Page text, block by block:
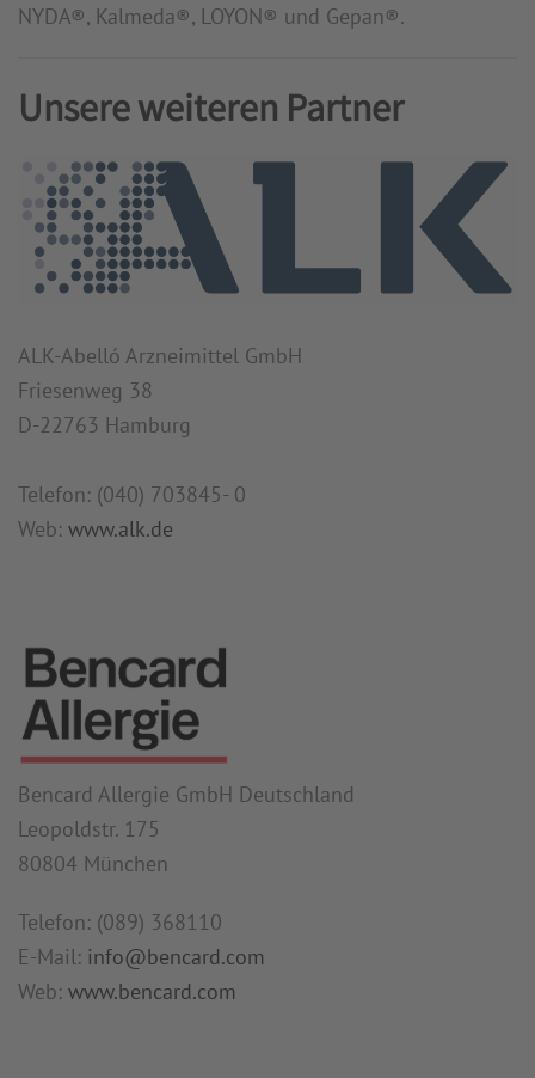
NYDA®, Kalmeda®, LOYON® und Gepan®.
Unsere weiteren Partner
ALK-Abelló Arzneimittel GmbH
Friesenweg 38
D-22763 Hamburg
Telefon: (040) 703845- 0
Web: www.alk.de
Bencard Allergie GmbH Deutschland
Leopoldstr. 175
80804 München
Telefon: (089) 368110
E-Mail: info@bencard.com
Web: www.bencard.com